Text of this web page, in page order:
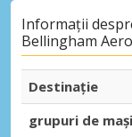
Informații
Bellingham
Destinaţie
grupuri de